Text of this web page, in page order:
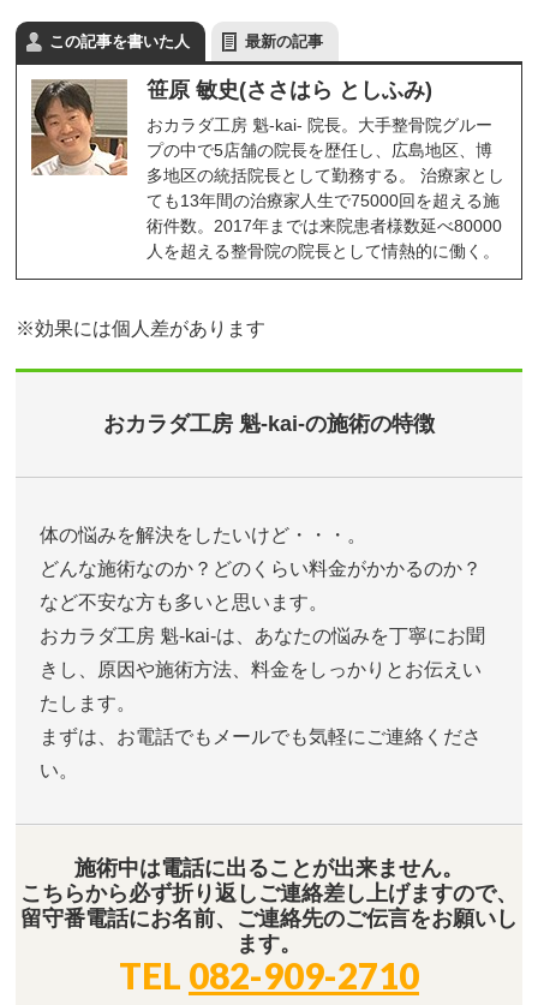
この記事を書いた人 最新の記事
笹原 敏史(ささはら としふみ)
おカラダ工房 魁-kai- 院長。大手整骨院グルー
プの中で5店舗の院長を歴任し、広島地区、博
多地区の統括院長として勤務する。 治療家とし
ても13年間の治療家人生で75000回を超える施
術件数。2017年までは来院患者様数延べ80000
人を超える整骨院の院長として情熱的に働く。
※効果には個人差があります
おカラダ工房 魁-kai-の施術の特徴
体の悩みを解決をしたいけど・・・。
どんな施術なのか？どのくらい料金がかかるのか？
など不安な方も多いと思います。
おカラダ工房 魁-kai-は、あなたの悩みを丁寧にお聞
きし、原因や施術方法、料金をしっかりとお伝えい
たします。
まずは、お電話でもメールでも気軽にご連絡くださ
い。
施術中は電話に出ることが出来ません。
こちらから必ず折り返しご連絡差し上げますので、
留守番電話にお名前、ご連絡先のご伝言をお願いし
ます。
TEL 082-909-2710